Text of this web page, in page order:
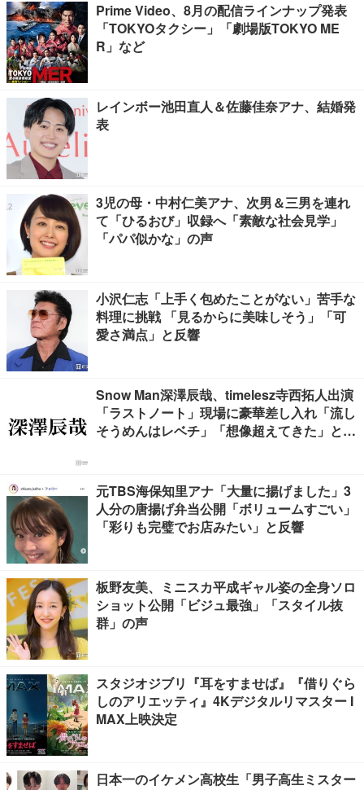
Prime Video、8月の配信ラインナップ発表
「TOKYOタクシー」「劇場版TOKYO ME
R」など
レインボー池田直人＆佐藤佳奈アナ、結婚発
表
3児の母・中村仁美アナ、次男＆三男を連れ
て「ひるおび」収録へ「素敵な社会見学」
「パパ似かな」の声
小沢仁志「上手く包めたことがない」苦手な
料理に挑戦 「見るからに美味しそう」「可
愛さ満点」と反響
Snow Man深澤辰哉、timelesz寺西拓人出演
「ラストノート」現場に豪華差し入れ「流し
そうめんはレベチ」「想像超えてきた」と絶
元TBS海保知里アナ「大量に揚げました」3
人分の唐揚げ弁当公開「ボリュームすごい」
「彩りも完璧でお店みたい」と反響
板野友美、ミニスカ平成ギャル姿の全身ソロ
ショット公開「ビジュ最強」「スタイル抜
群」の声
スタジオジブリ『耳をすませば』『借りぐら
しのアリエッティ』4Kデジタルリマスター I
MAX上映決定
日本一のイケメン高校生「男子高生ミスター